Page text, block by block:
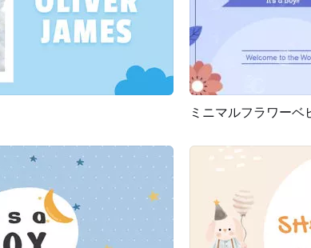
プレ
ミニマルフラワーベ